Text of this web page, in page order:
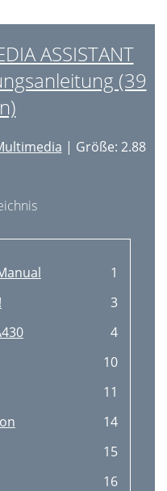
ASSISTANT
(39
| Größe: 2.88
1
3
4
10
11
14
15
16